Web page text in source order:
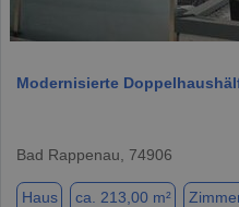
Modernisierte
Bad Rappenau, 74906
Haus ca. 213,00 m²